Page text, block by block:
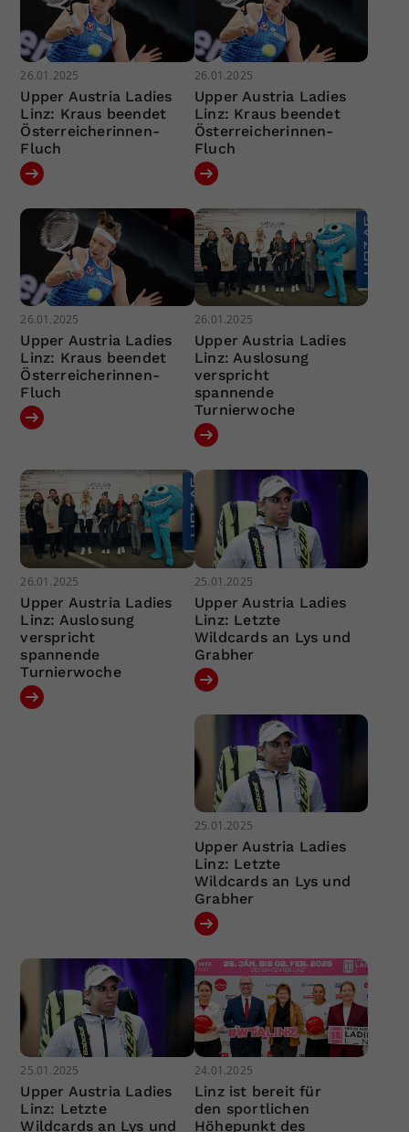
26.01.2025
Upper Austria Ladies
Linz: Kraus beendet
Österreicherinnen-
Fluch
26.01.2025
Upper Austria Ladies
Linz: Kraus beendet
Österreicherinnen-
Fluch
26.01.2025
Upper Austria Ladies
Linz: Kraus beendet
Österreicherinnen-
Fluch
26.01.2025
Upper Austria Ladies
Linz: Auslosung
verspricht
spannende
Turnierwoche
26.01.2025
Upper Austria Ladies
Linz: Auslosung
verspricht
spannende
Turnierwoche
25.01.2025
Upper Austria Ladies
Linz: Letzte
Wildcards an Lys und
Grabher
25.01.2025
Upper Austria Ladies
Linz: Letzte
Wildcards an Lys und
Grabher
25.01.2025
Upper Austria Ladies
Linz: Letzte
Wildcards an Lys und
24.01.2025
Linz ist bereit für
den sportlichen
Höhepunkt des